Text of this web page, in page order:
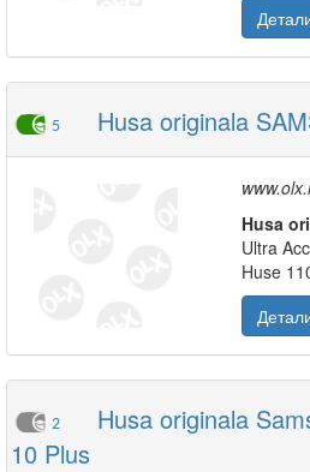
5 Husa originala
Husa
Ultra
Huse
2
Husa originala
10 Plus